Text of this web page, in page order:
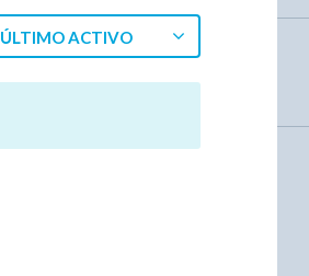
ÚLTIMO ACTIVO